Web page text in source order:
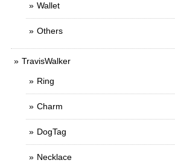
Wallet
Others
TravisWalker
Ring
Charm
DogTag
Necklace